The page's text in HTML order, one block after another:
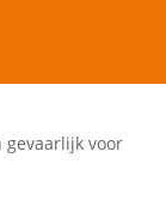
gevaarlijk voor